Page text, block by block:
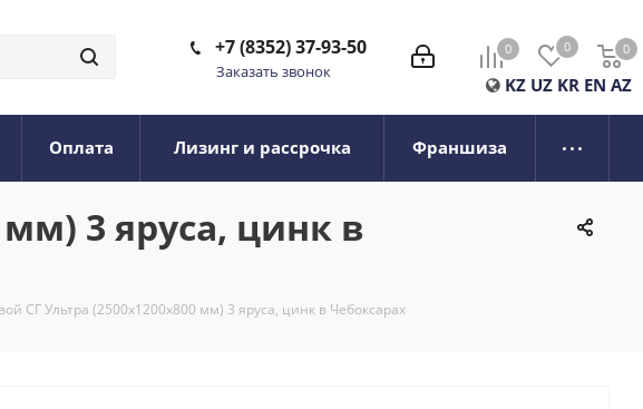
0 0 0
0
KZ UZ KR EN AZ
+7 (8352) 37-93-50
Заказать звонок
Оплата Лизинг и рассрочка Франшиза
мм) 3 яруса, цинк в
СГ Ультра (2500х1200х800 мм) 3 яруса, цинк в Чебоксарах